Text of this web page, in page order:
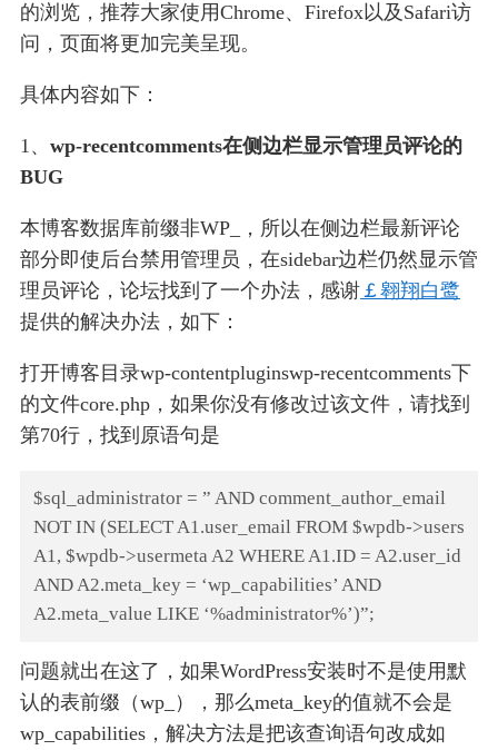
的浏览，推荐大家使用Chrome、Firefox以及Safari访
问，页面将更加完美呈现。
具体内容如下：
1、 wp-recentcomments在侧边栏显示管理员评论的
BUG
本博客数据库前缀非WP_，所以在侧边栏最新评论
部分即使后台禁用管理员，在sidebar边栏仍然显示管
理员评论，论坛找到了一个办法，感谢￡翱翔白鹭
提供的解决办法，如下：
打开博客目录wp-contentpluginswp-recentcomments下
的文件core.php，如果你没有修改过该文件，请找到
第70行，找到原语句是
$sql_administrator = ” AND comment_author_email
NOT IN (SELECT A1.user_email FROM $wpdb->users
A1, $wpdb->usermeta A2 WHERE A1.ID = A2.user_id
AND A2.meta_key = ‘wp_capabilities’ AND
A2.meta_value LIKE ‘%administrator%’)”;
问题就出在这了，如果WordPress安装时不是使用默
认的表前缀（wp_），那么meta_key的值就不会是
wp_capabilities，解决方法是把该查询语句改成如